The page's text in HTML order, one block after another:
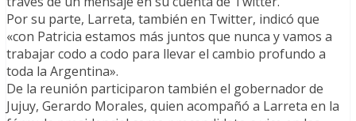
Por su parte, Larreta, también en Twitter, indicó que
«con Patricia estamos más juntos que nunca y vamos a
trabajar codo a codo para llevar el cambio profundo a
toda la Argentina».
De la reunión participaron también el gobernador de
Jujuy, Gerardo Morales, quien acompañó a Larreta en la